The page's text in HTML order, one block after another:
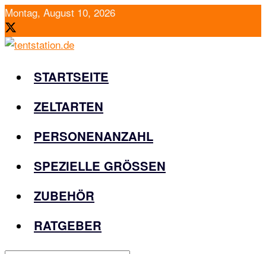
Montag, August 10, 2026
STARTSEITE
ZELTARTEN
PERSONENANZAHL
SPEZIELLE GRÖSSEN
ZUBEHÖR
RATGEBER